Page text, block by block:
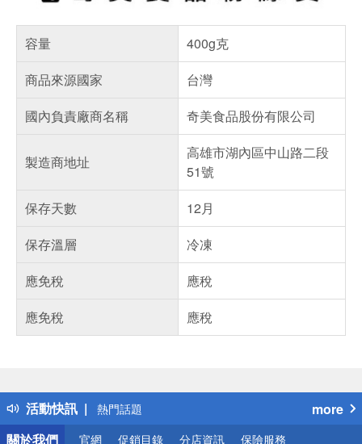
容量
400g克
商品來源國家
台灣
國內負責廠商名稱
奇美食品股份有限公司
製造商地址
高雄市湖內區中山路二段
51號
保存天數
12月
保存溫層
冷凍
應免稅
應稅
應免稅
應稅
活動快訊
得獎公告
熱門話題
銀行優惠
more
關於我們
官網 促銷目錄 分店資訊 保險服務